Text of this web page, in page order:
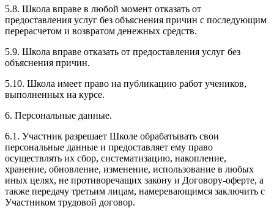
5.8. Школа вправе в любой момент отказать от
предоставления услуг без объяснения причин с последующим
перерасчетом и возвратом денежных средств.
5.9. Школа вправе отказать от предоставления услуг без
объяснения причин.
5.10. Школа имеет право на публикацию работ учеников,
выполненных на курсе.
6. Персональные данные.
6.1. Участник разрешает Школе обрабатывать свои
персональные данные и предоставляет ему право
осуществлять их сбор, систематизацию, накопление,
хранение, обновление, изменение, использование в любых
иных целях, не противоречащих закону и Договору-оферте, а
также передачу третьим лицам, намеревающимся заключить с
Участником трудовой договор.